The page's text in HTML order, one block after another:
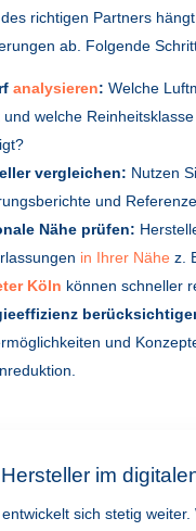
richtigen Partners
ab. Folgende
analysieren: Welche
und welche
vergleichen: Nutzen
und
Nähe prüfen:
in Ihrer Nähe z.
Köln können schneller
und
im
sich stetig weiter.